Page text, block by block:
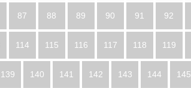
87 88 89 90 91 92
114 115 116 117 118 119
139 140 141 142 143 144 145